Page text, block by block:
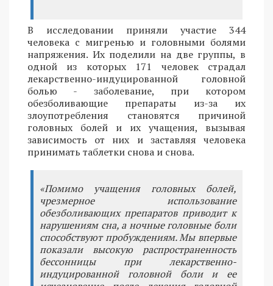
В исследовании приняли участие 344
человека с мигренью и головными болями
напряжения. Их поделили на две группы, в
одной из которых 171 человек страдал
лекарственно-индуцированной головной
болью - заболевание, при котором
обезболивающие препараты из-за их
злоупотребления становятся причиной
головных болей и их учащения, вызывая
зависимость от них и заставляя человека
принимать таблетки снова и снова.
«Помимо учащения головных болей,
чрезмерное использование
обезболивающих препаратов приводит к
нарушениям сна, а ночные головные боли
способствуют пробуждениям. Мы впервые
показали высокую распространенность
бессонницы при лекарственно-
индуцированной головной боли и ее